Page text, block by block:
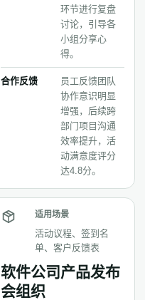
环节进行复盘
讨论，引导各
小组分享心
得。
合作反馈
员工反馈团队
协作意识明显
增强，后续跨
部门项目沟通
效率提升，活
动满意度评分
达4.8分。
适用场景
活动议程、签到名
单、客户反馈表
软件公司产品发布
会组织